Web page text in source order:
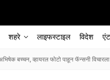
शहरे लाइफस्टाइल विदेश
बच्चन, व्हायरल फोटो पाहून फॅन्सनी